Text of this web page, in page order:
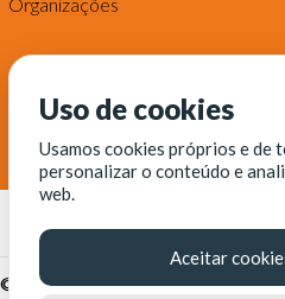
© Fortaleza Digital || CITINOVA -
Uso de cookies
Usamos cookies próprios e de
personalizar o conteúdo e
web.
Aceitar